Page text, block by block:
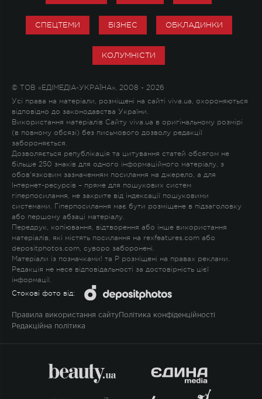
СПЕЦТЕМИ БІЗНЕС ОБКЛАДИНКИ
КОЛУМНІСТИ
© ТОВ «ЕДІМЕДІА-УКРАЇНА», 2008 - 2026
Усі права на матеріали, розміщені на сайті viva.ua, охороняються
відповідно до законодавства України.
Використання матеріалів Сайту viva.ua в оригінальному розмірі
(в повному обсязі) без письмового дозволу редакції
забороняється.
Дозволяється републікація та цитування статей обсягом не
більше 250 знаків для одного інформаційного матеріалу, з
обов'язковим зазначенням посилання на джерело, а для
Інтернет-ресурсів – пряме для пошукових систем
гіперпосилання, не закрите від індексації пошуковими
системами. Гіперпосилання має бути розміщене в підзаголовку
або першому абзаці матеріалу.
Передрук, копіювання, відтворення або інше використання
матеріалів, які містять посилання на rexfeatures.com або
depositphotos.com, суворо заборонені.
Матеріали із позначками! та P розміщені на правах реклами.
Редакція не несе відповідальності за достовірність цієї
інформації.
Стокові фото від:
Правила використання сайту Політика конфіденційності
Редакційна політика